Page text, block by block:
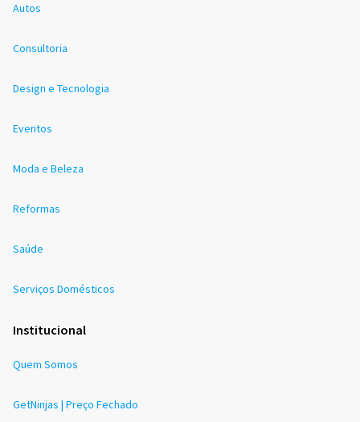
Autos
Consultoria
Design e Tecnologia
Eventos
Moda e Beleza
Reformas
Saúde
Serviços Domésticos
Institucional
Quem Somos
GetNinjas | Preço Fechado